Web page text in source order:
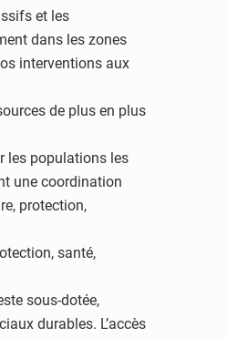
et les
dans les zones
interventions aux
de plus en plus
les populations les
une coordination
protection,
santé,
sous-dotée,
durables. L’accès